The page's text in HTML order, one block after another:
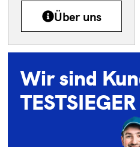
Über uns
Wir sind
TESTSIEGER